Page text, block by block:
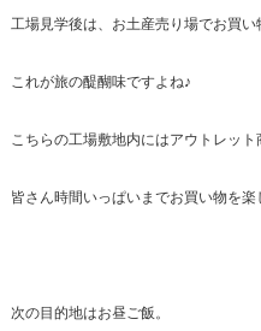
工場見学後は、お土産売り場でお買い
これが旅の醍醐味ですよね♪
こちらの工場敷地内にはアウトレット
皆さん時間いっぱいまでお買い物を楽
次の目的地はお昼ご飯。